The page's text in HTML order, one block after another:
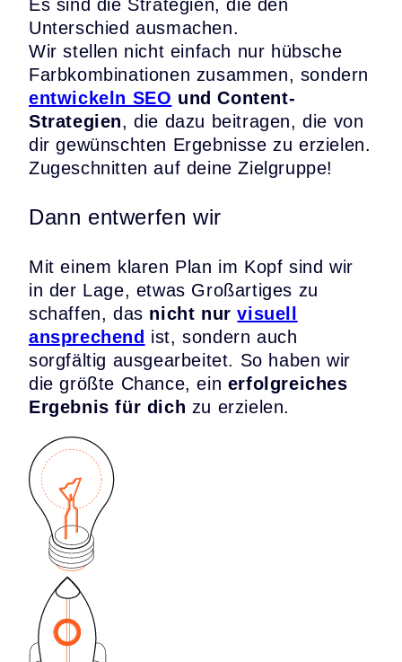
Es sind die Strategien, die den
Unterschied ausmachen.
Wir stellen nicht einfach nur hübsche
Farbkombinationen zusammen, sondern
entwickeln SEO und Content-
Strategien, die dazu beitragen, die von
dir gewünschten Ergebnisse zu erzielen.
Zugeschnitten auf deine Zielgruppe!
Dann entwerfen wir
Mit einem klaren Plan im Kopf sind wir
in der Lage, etwas Großartiges zu
schaffen, das nicht nurvisuell
ansprechend ist, sondern auch
sorgfältig ausgearbeitet. So haben wir
die größte Chance, ein erfolgreiches
Ergebnis für dich zu erzielen.